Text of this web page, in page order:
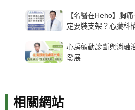
【名醫在Heho】胸
定要裝支架？心臟科
心房顫動診斷與消融
發展
相關網站